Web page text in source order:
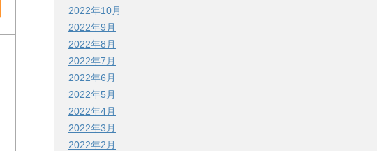
2022年10月
2022年9月
2022年8月
2022年7月
2022年6月
2022年5月
2022年4月
2022年3月
2022年2月